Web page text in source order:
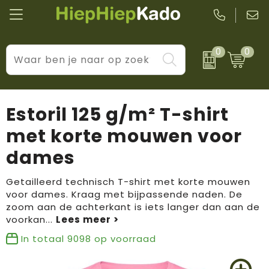
0 0
Kantoor & schrijfwaren
Wellness & verzorging
Tassen & reizen
Huis, tuin & keuken
Elektronica & gadgets
Kleding & accessoires
Sport & vrije tijd
Levensstijl
Prijs & impact
BIC
Boska
Brandflavours
Camelbak
Janzen
JBL
Estoril 125 g/m² T-shirt
met korte mouwen voor
dames
Getailleerd technisch T-shirt met korte mouwen
voor dames. Kraag met bijpassende naden. De
zoom aan de achterkant is iets langer dan aan de
voorkan...
In totaal 9098 op voorraad